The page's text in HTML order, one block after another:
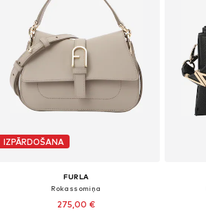
IZPĀRDOŠANA
FURLA
Rokassomiņa
275,00 €